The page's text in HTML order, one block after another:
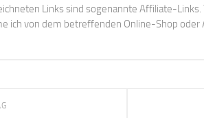
Links sind sogenannte Affiliate-
ich von dem betreffenden Online-Shop